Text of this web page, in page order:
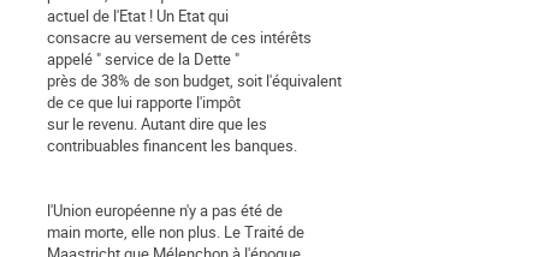
actuel de l'Etat ! Un Etat qui
consacre au versement de ces intérêts
appelé " service de la Dette "
près de 38% de son budget, soit l'équivalent
de ce que lui rapporte l'impôt
sur le revenu. Autant dire que les
contribuables financent les banques.
l'Union européenne n'y a pas été de
main morte, elle non plus. Le Traité de